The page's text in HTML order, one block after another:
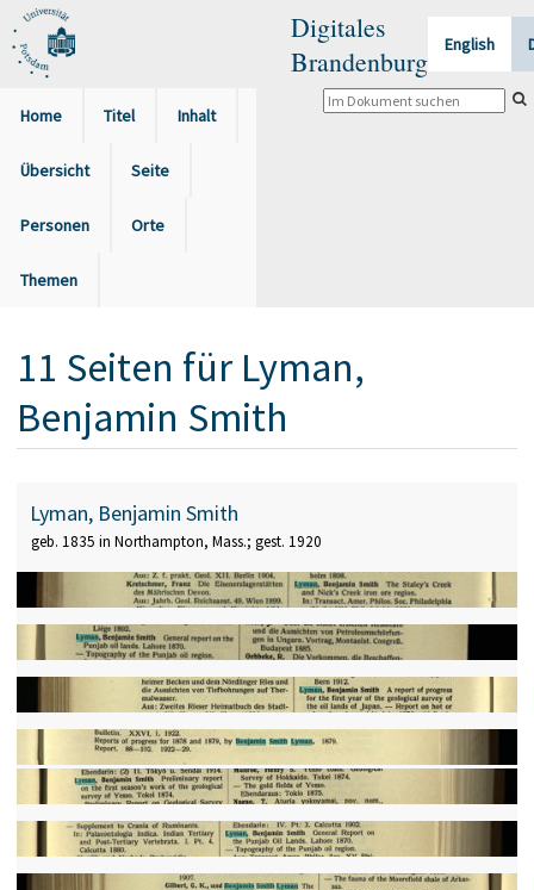
Digitales
Brandenburg
English
Home Titel Inhalt
Übersicht Seite
Personen Orte
Themen
11 Seiten für Lyman,
Benjamin Smith
Lyman, Benjamin Smith
geb. 1835 in Northampton, Mass.; gest. 1920